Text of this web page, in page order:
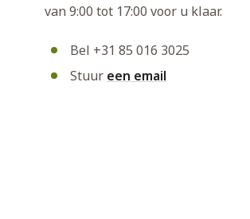
van 9:00 tot 17:00 voor u klaar.
Bel +31 85 016 3025
Stuur een email